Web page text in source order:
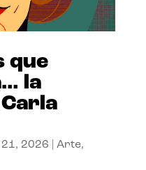
que
la
2026 Arte,